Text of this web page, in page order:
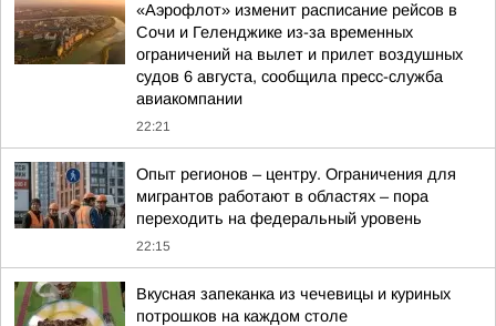
«Аэрофлот» изменит расписание рейсов в
Сочи и Геленджике из-за временных
ограничений на вылет и прилет воздушных
судов 6 августа, сообщила пресс-служба
авиакомпании
22:21
Опыт регионов – центру. Ограничения для
мигрантов работают в областях – пора
переходить на федеральный уровень
22:15
Вкусная запеканка из чечевицы и куриных
потрошков на каждом столе